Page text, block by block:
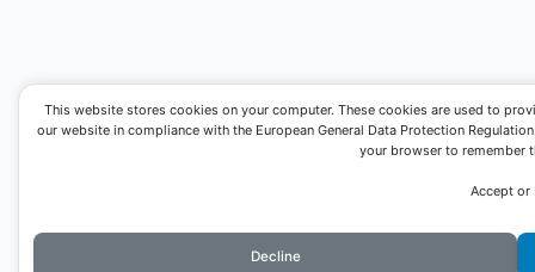
This website stores cookies on your computer. These cookies are used to
our website in compliance with the European General Data Protection
your browser to remember
Accept or
Decline